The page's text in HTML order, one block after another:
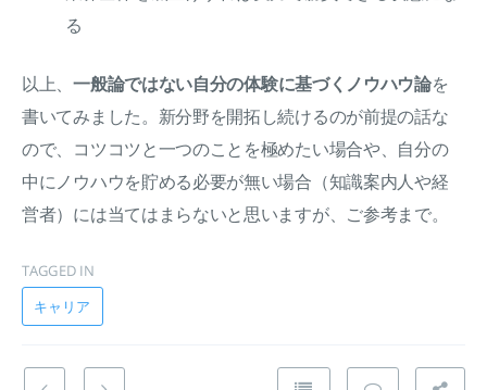
る
以上、一般論ではない自分の体験に基づくノウハウ論を
書いてみました。新分野を開拓し続けるのが前提の話な
ので、コツコツと一つのことを極めたい場合や、自分の
中にノウハウを貯める必要が無い場合（知識案内人や経
営者）には当てはまらないと思いますが、ご参考まで。
TAGGED IN
キャリア